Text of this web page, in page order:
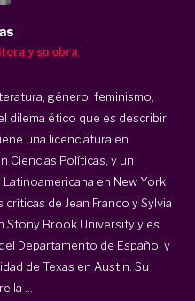
y su obra
género, feminismo,
dilema ético que es describir
una licenciatura en
Ciencias Políticas, y un
en New York
críticas de Jean Franco y Sylvia
Stony Brook University y es
Departamento de Español y
de Texas en Austin. Su
la ...